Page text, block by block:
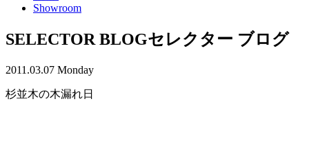
Showroom
SELECTOR BLOGセレクター ブログ
2011.03.07 Monday
杉並木の木漏れ日